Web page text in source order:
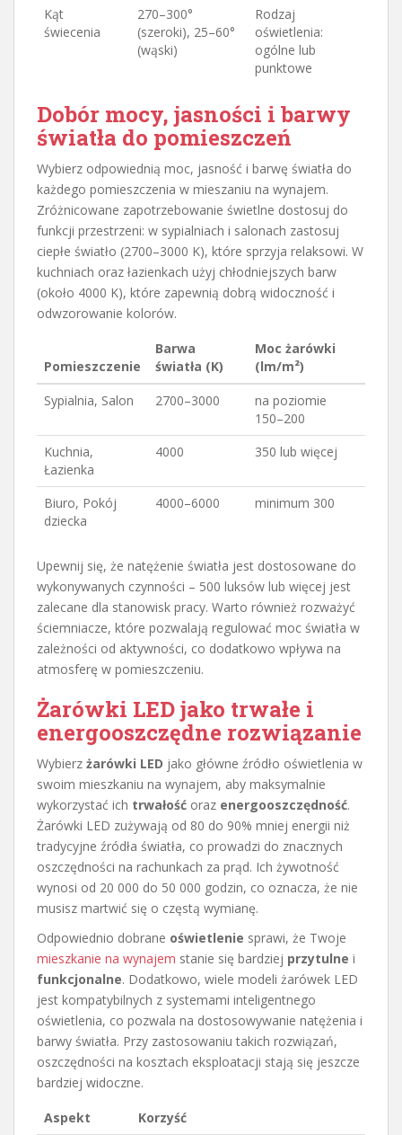
Kąt
świecenia
270–300°
(szeroki), 25–60°
(wąski)
Rodzaj
oświetlenia:
ogólne lub
punktowe
Dobór mocy, jasności i barwy
światła do pomieszczeń
Wybierz odpowiednią moc, jasność i barwę światła do
każdego pomieszczenia w mieszaniu na wynajem.
Zróżnicowane zapotrzebowanie świetlne dostosuj do
funkcji przestrzeni: w sypialniach i salonach zastosuj
ciepłe światło (2700–3000 K), które sprzyja relaksowi. W
kuchniach oraz łazienkach użyj chłodniejszych barw
(około 4000 K), które zapewnią dobrą widoczność i
odwzorowanie kolorów.
Pomieszczenie
Barwa
światła (K)
Moc żarówki
(lm/m²)
Sypialnia, Salon
2700–3000
na poziomie
150–200
Kuchnia,
Łazienka
4000 350 lub więcej
Biuro, Pokój
dziecka
4000–6000 minimum 300
Upewnij się, że natężenie światła jest dostosowane do
wykonywanych czynności – 500 luksów lub więcej jest
zalecane dla stanowisk pracy. Warto również rozważyć
ściemniacze, które pozwalają regulować moc światła w
zależności od aktywności, co dodatkowo wpływa na
atmosferę w pomieszczeniu.
Żarówki LED jako trwałe i
energooszczędne rozwiązanie
Wybierz żarówki LED jako główne źródło oświetlenia w
swoim mieszkaniu na wynajem, aby maksymalnie
wykorzystać ich trwałość oraz energooszczędność.
Żarówki LED zużywają od 80 do 90% mniej energii niż
tradycyjne źródła światła, co prowadzi do znacznych
oszczędności na rachunkach za prąd. Ich żywotność
wynosi od 20 000 do 50 000 godzin, co oznacza, że nie
musisz martwić się o częstą wymianę.
Odpowiednio dobrane oświetlenie sprawi, że Twoje
mieszkanie na wynajem stanie się bardziej przytulne i
funkcjonalne. Dodatkowo, wiele modeli żarówek LED
jest kompatybilnych z systemami inteligentnego
oświetlenia, co pozwala na dostosowywanie natężenia i
barwy światła. Przy zastosowaniu takich rozwiązań,
oszczędności na kosztach eksploatacji stają się jeszcze
bardziej widoczne.
Aspekt Korzyść